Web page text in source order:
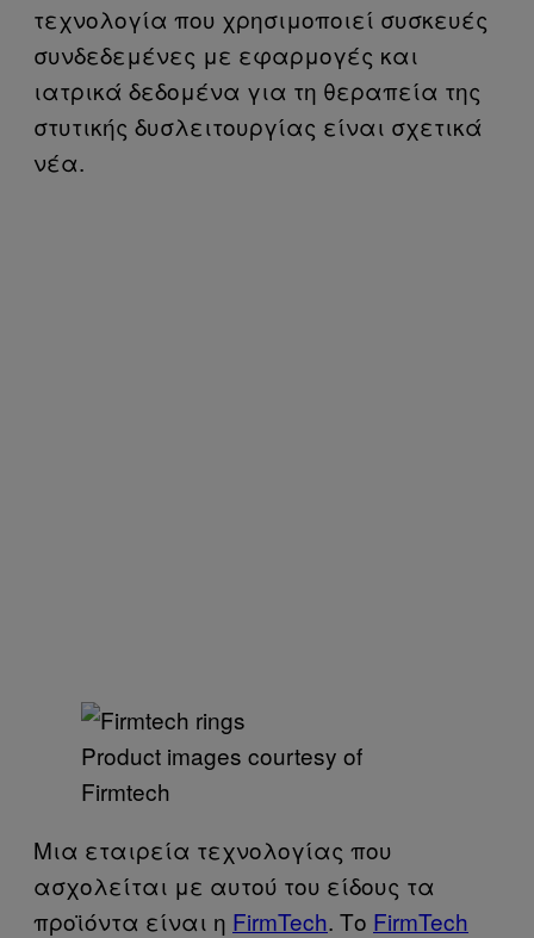
τεχνολογία που χρησιμοποιεί συσκευές
συνδεδεμένες με εφαρμογές και
ιατρικά δεδομένα για τη θεραπεία της
στυτικής δυσλειτουργίας είναι σχετικά
νέα.
Product images courtesy of
Firmtech
Μια εταιρεία τεχνολογίας που
ασχολείται με αυτού του είδους τα
προϊόντα είναι η FirmTech. Το FirmTech